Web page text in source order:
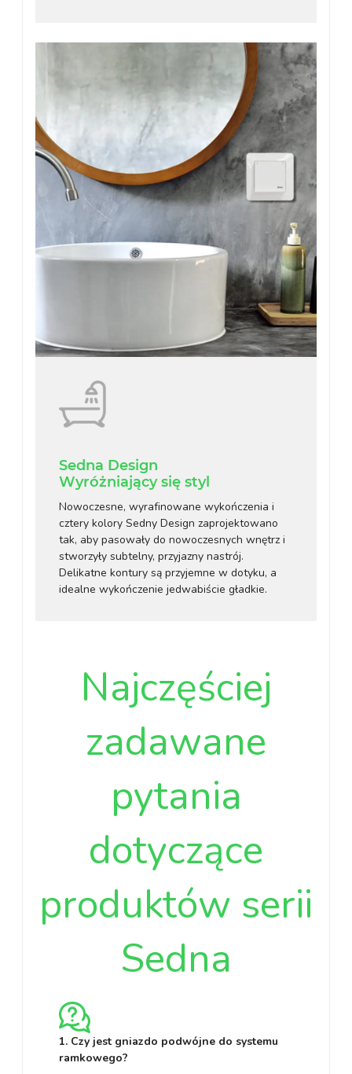
Sedna Design
Wyróżniający się styl
Nowoczesne, wyrafinowane wykończenia i
cztery kolory Sedny Design zaprojektowano
tak, aby pasowały do nowoczesnych wnętrz i
stworzyły subtelny, przyjazny nastrój.
Delikatne kontury są przyjemne w dotyku, a
idealne wykończenie jedwabiście gładkie.
Najczęściej
zadawane
pytania
dotyczące
produktów serii
Sedna
1. Czy jest gniazdo podwójne do systemu
ramkowego?